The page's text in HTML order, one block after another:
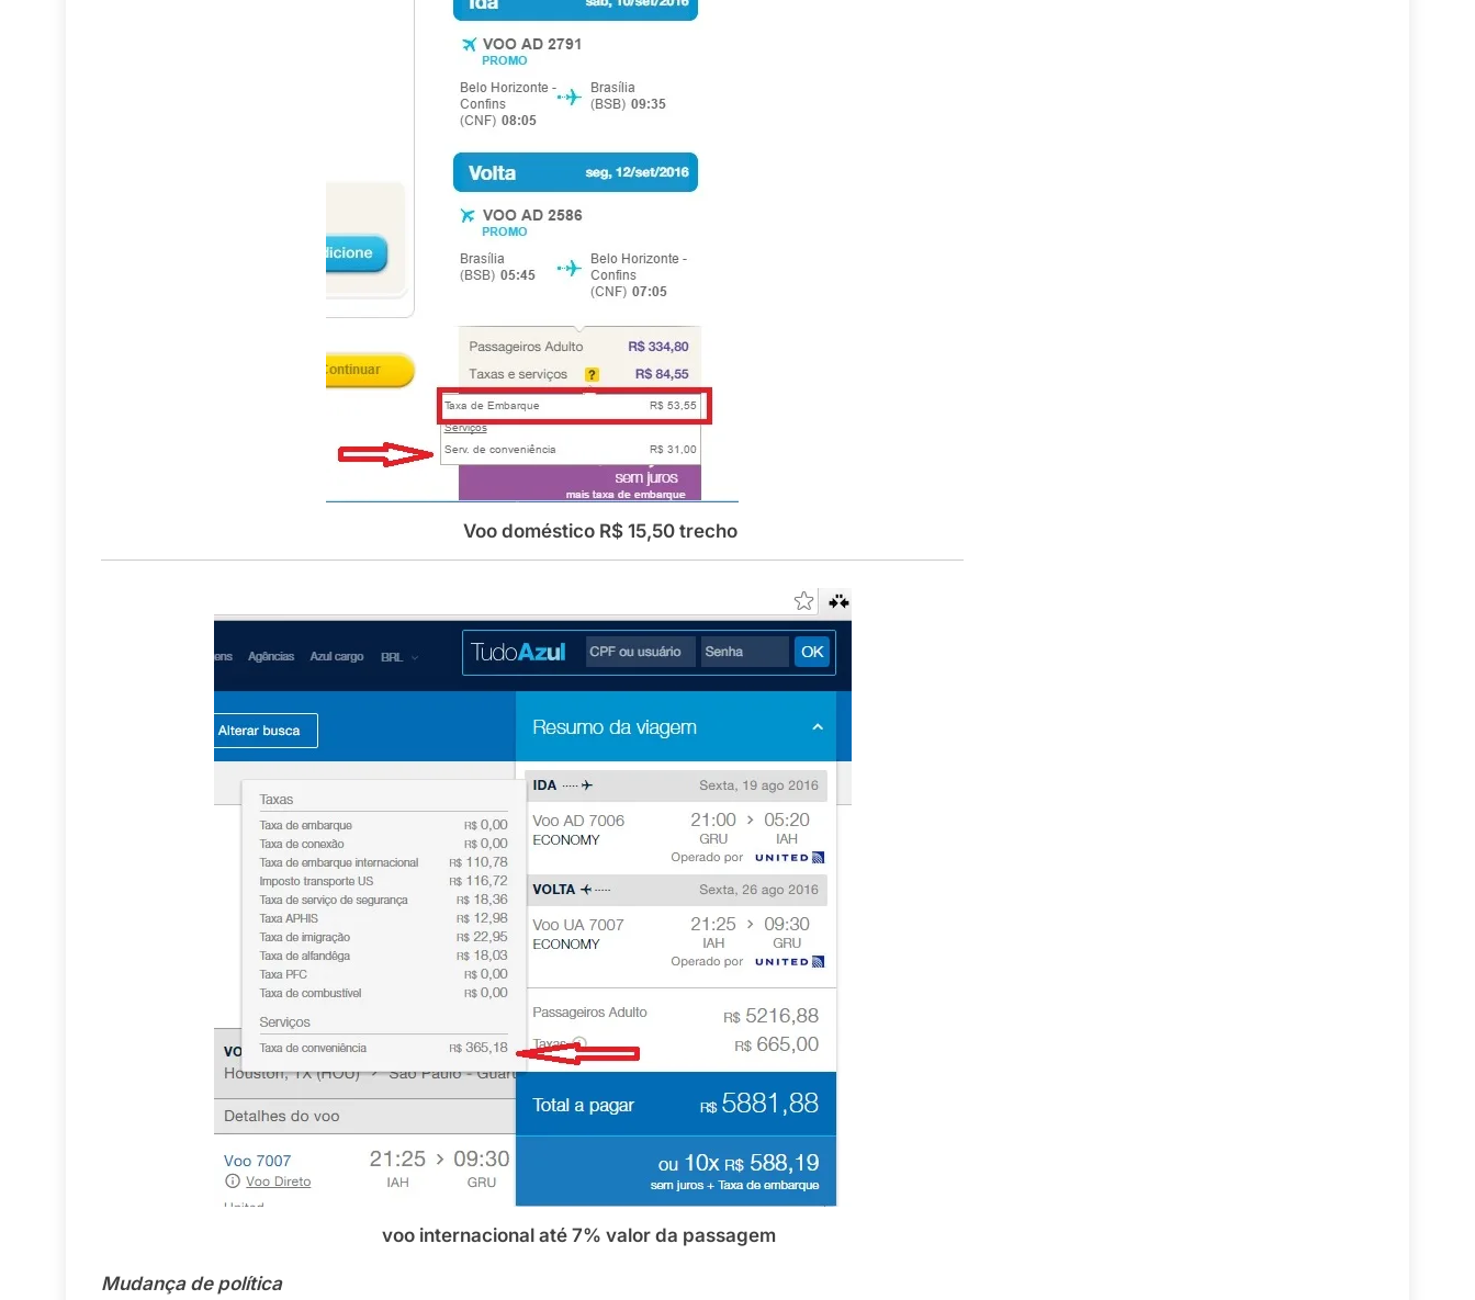
Voo doméstico R$ 15,50 trecho
voo internacional até 7% valor da passagem
Mudança de política